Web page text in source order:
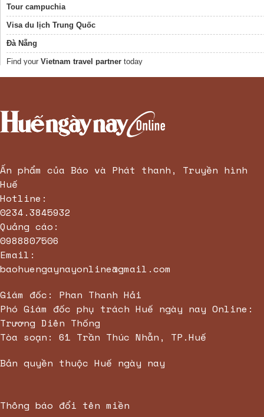
đặt phòng vũng tàu
Tour campuchia
Visa du lịch Trung Quốc
Đà Nẵng
Find your Vietnam travel partner today
Ấn phẩm của Báo và Phát thanh, Truyền hình
Huế
Hotline:
0234.3845932
Quảng cáo:
0988807506
Email:
baohuengaynayonline@gmail.com
Giám đốc: Phan Thanh Hải
Phó Giám đốc phụ trách Huế ngày nay Online:
Trương Diên Thống
Tòa soạn: 61 Trần Thúc Nhẫn, TP.Huế
Bản quyền thuộc Huế ngày nay
Thông báo đổi tên miền